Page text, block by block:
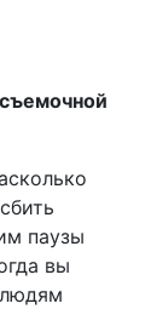
паузы
вы